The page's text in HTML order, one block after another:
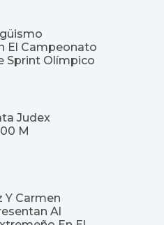
El Campeonato
Sprint Olímpico
Judex
M
Y Carmen
Al